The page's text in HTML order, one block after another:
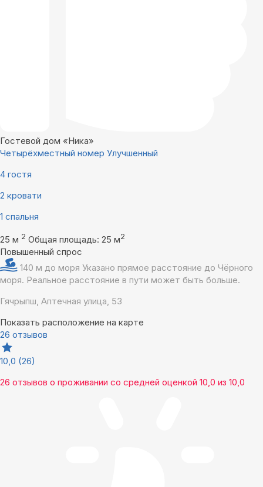
Гостевой дом «Ника»
Четырёхместный номер Улучшенный
4 гостя
2 кровати
1 спальня
25 м 2 Общая площадь: 25 м2
Повышенный спрос
140 м до моря Указано прямое расстояние до Чёрного
моря. Реальное расстояние в пути может быть больше.
Гячрыпш, Аптечная улица, 53
Показать расположение на карте
26 отзывов
10,0 (26)
26 отзывов о проживании со средней оценкой 10,0 из 10,0